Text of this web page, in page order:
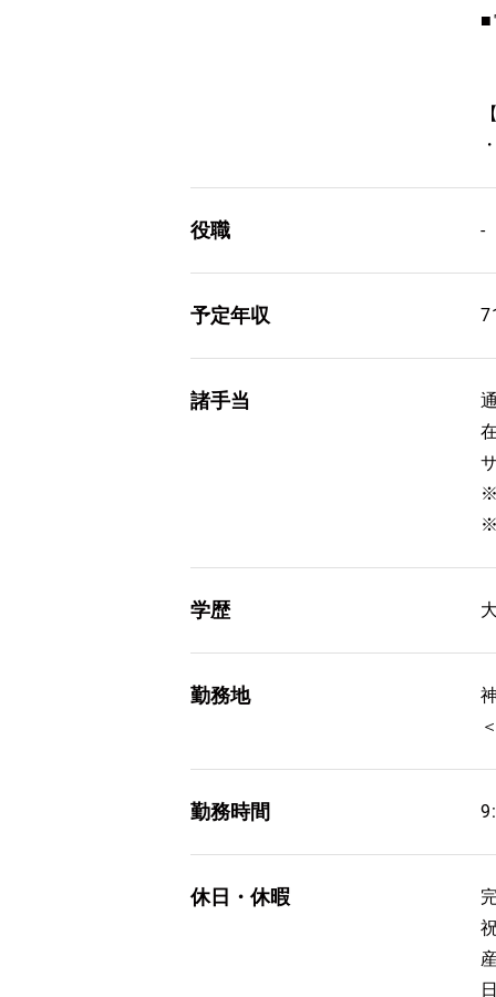
■
役職 -
予定年収
諸手当
学歴
勤務地
勤務時間
休日・休暇